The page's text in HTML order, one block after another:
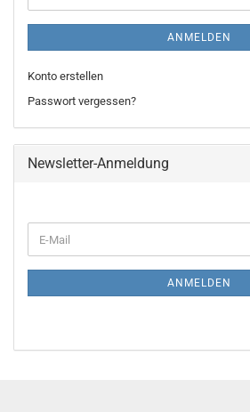
ANMELDEN
Konto erstellen
Passwort vergessen?
Newsletter-Anmeldung
ZUR
E-
Mail
ANMELDEN